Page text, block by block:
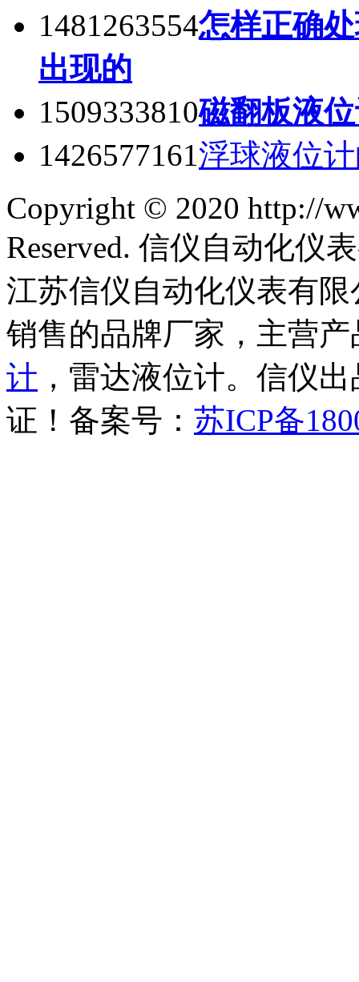
1481263554怎样正确
出现的
1509333810磁翻板液
1426577161浮球液位
Copyright © 2020 http://
Reserved. 信仪自动化仪
江苏信仪自动化仪表有
销售的品牌厂家，主营产
计 ，雷达液位计。信仪
证！备案号： 苏ICP备